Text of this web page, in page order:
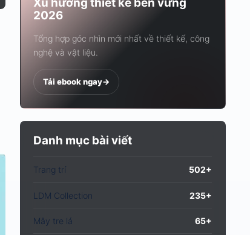
2026
Tổng hợp góc nhìn mới nhất về thiết kế, công
nghệ và vật liệu.
Tải ebook ngay->
Danh mục bài viết
Trang trí 502+
LDM Collection 235+
Mây tre lá 65+